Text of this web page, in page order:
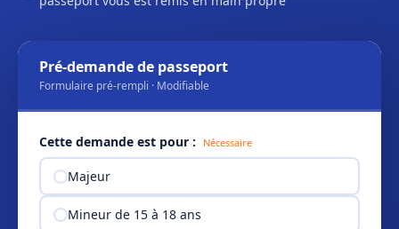
Pré-demande de passeport
Formulaire pré-rempli · Modifiable
Cette demande est pour : Nécessaire
Majeur
Mineur de 15 à 18 ans